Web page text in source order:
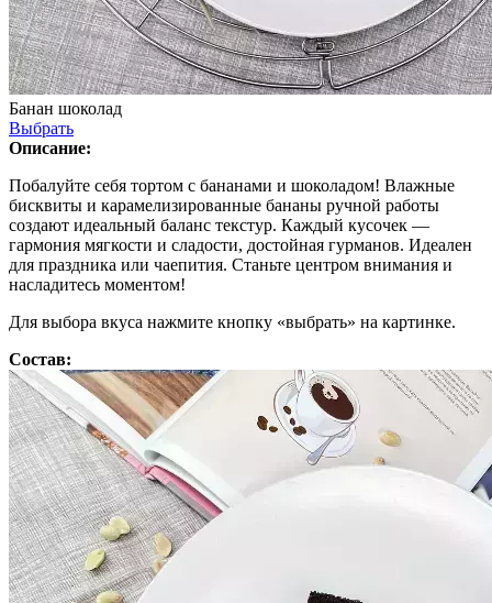
Банан шоколад
Выбрать
Описание:
Побалуйте себя тортом с бананами и шоколадом! Влажные
бисквиты и карамелизированные бананы ручной работы
создают идеальный баланс текстур. Каждый кусочек —
гармония мягкости и сладости, достойная гурманов. Идеален
для праздника или чаепития. Станьте центром внимания и
насладитесь моментом!
Для выбора вкуса нажмите кнопку «выбрать» на картинке.
Состав: